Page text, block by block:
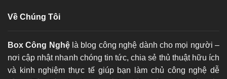
Về Chúng Tôi
Box Công Nghệlà blog công nghệ dành cho mọi người –
nơi cập nhật nhanh chóng tin tức, chia sẻ thủ thuật hữu ích
và kinh nghiệm thực tế giúp bạn làm chủ công nghệ dễ